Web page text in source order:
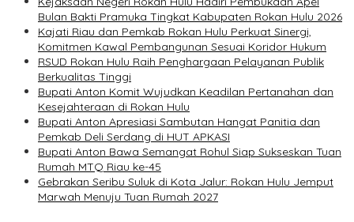
Bulan Bakti Pramuka Tingkat Kabupaten Rokan Hulu 2026
Kajati Riau dan Pemkab Rokan Hulu Perkuat Sinergi,
Komitmen Kawal Pembangunan Sesuai Koridor Hukum
RSUD Rokan Hulu Raih Penghargaan Pelayanan Publik
Berkualitas Tinggi
Bupati Anton Komit Wujudkan Keadilan Pertanahan dan
Kesejahteraan di Rokan Hulu
Bupati Anton Apresiasi Sambutan Hangat Panitia dan
Pemkab Deli Serdang di HUT APKASI
Bupati Anton Bawa Semangat Rohul Siap Sukseskan Tuan
Rumah MTQ Riau ke-45
Gebrakan Seribu Suluk di Kota Jalur: Rokan Hulu Jemput
Marwah Menuju Tuan Rumah 2027